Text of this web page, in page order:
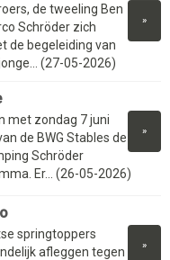
»
de tweeling Ben
Schröder zich
de begeleiding van
(27-05-2026)
»
met zondag 7 juni
de BWG Stables de
Schröder
Er... (26-05-2026)
»
springtoppers
afleggen tegen